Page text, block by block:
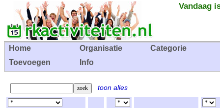
Vandaag
Home Organisatie
Categorie
Toevoegen
Info
toon alles